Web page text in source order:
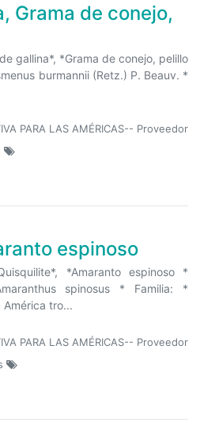
Grama de conejo,
gallina*, *Grama de conejo, pelillo
burmannii (Retz.) P. Beauv. *
PARA LAS AMÉRICAS-- Proveedor
espinoso
*Amaranto espinoso *
spinosus * Familia: *
tro...
PARA LAS AMÉRICAS-- Proveedor